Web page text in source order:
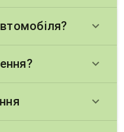
keyboard_arrow_down
keyboard_arrow_down
keyboard_arrow_down